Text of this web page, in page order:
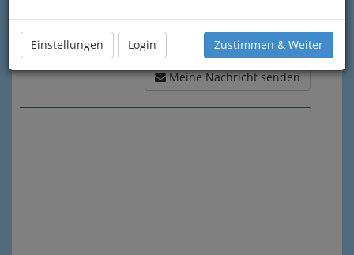
Einstellungen Login Zustimmen & Weiter
Meine Nachricht senden